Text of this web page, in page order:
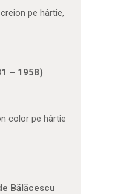
pe hârtie,
– 1958)
color pe hârtie
Bălăcescu